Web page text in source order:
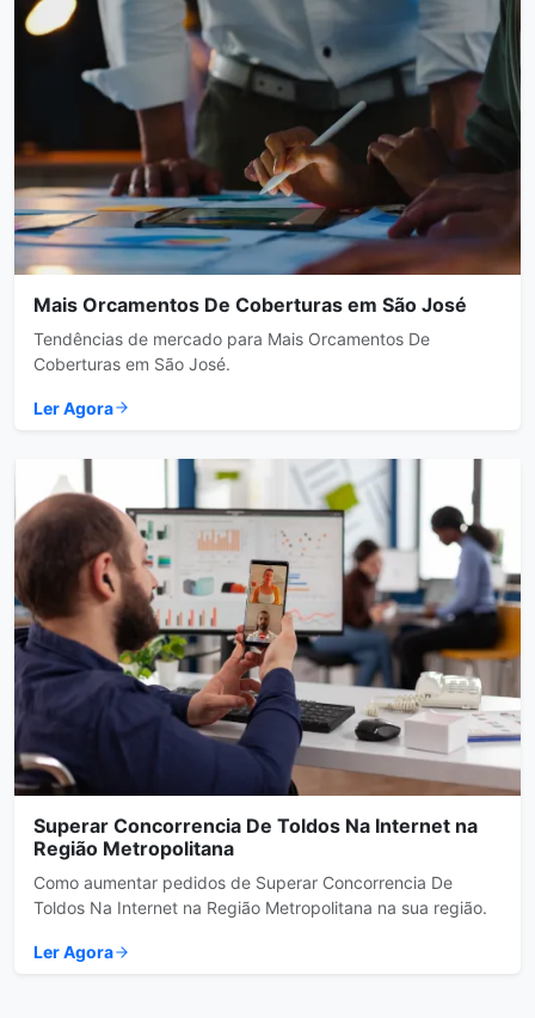
Mais Orcamentos De Coberturas em São José
Tendências de mercado para Mais Orcamentos De
Coberturas em São José.
Ler Agora
Superar Concorrencia De Toldos Na Internet na
Região Metropolitana
Como aumentar pedidos de Superar Concorrencia De
Toldos Na Internet na Região Metropolitana na sua região.
Ler Agora